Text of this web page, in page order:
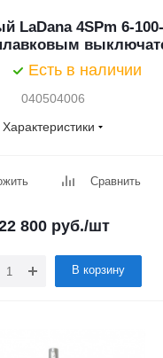
LaDana 4SPm 6-
Есть в наличии
040504006
Характеристики
Сравнить
800руб./шт
В корзину